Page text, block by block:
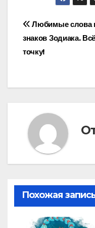
по
Любимые слова
знаков Зодиака.
точку!
Похожая